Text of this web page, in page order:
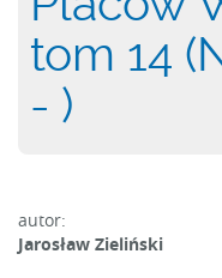
tom 14
- )
autor:
Jarosław Zieliński